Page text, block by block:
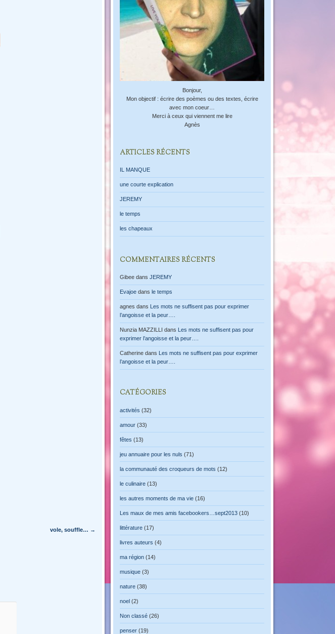
vole, souffle… →
Bonjour,
Mon objectif : écrire des poèmes ou des textes, écrire
avec mon coeur…
Merci à ceux qui viennent me lire
Agnès
ARTICLES RÉCENTS
IL MANQUE
une courte explication
JEREMY
le temps
les chapeaux
COMMENTAIRES RÉCENTS
Gibee dansJEREMY
Evajoe dansle temps
agnes dans Les mots ne suffisent pas pour exprimer
l’angoisse et la peur….
Nunzia MAZZILLI dans Les mots ne suffisent pas pour
exprimer l’angoisse et la peur….
Catherine dans Les mots ne suffisent pas pour exprimer
l’angoisse et la peur….
CATÉGORIES
activités (32)
amour (33)
fêtes (13)
jeu annuaire pour les nuls (71)
la communauté des croqueurs de mots (12)
le culinaire (13)
les autres moments de ma vie (16)
Les maux de mes amis facebookers…sept2013 (10)
littérature (17)
livres auteurs (4)
ma région (14)
musique (3)
nature (38)
noel (2)
Non classé (26)
penser (19)